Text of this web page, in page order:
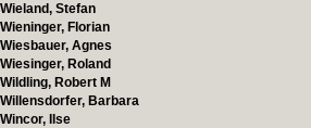
Wieland, Stefan
Wieninger, Florian
Wiesbauer, Agnes
Wiesinger, Roland
Wildling, Robert M
Willensdorfer, Barbara
Wincor, Ilse